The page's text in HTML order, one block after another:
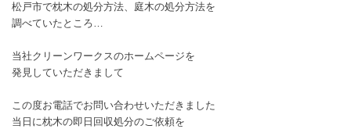
松戸市で枕木の処分方法、庭木の処分方法を
調べていたところ…
当社クリーンワークスのホームページを
発見していただきまして
この度お電話でお問い合わせいただきました
当日に枕木の即日回収処分のご依頼を